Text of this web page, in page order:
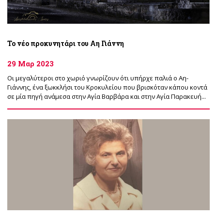
Το νέο προκυνητάρι του Αη Γιάννη
29 Μαρ 2023
Οι μεγαλύτεροι στο χωριό γνωρίζουν ότι υπήρχε παλιά ο Αη-
Γιάννης, ένα ξωκκλήσι του Κροκυλείου που βρισκόταν κάπου κοντά
σε μία πηγή ανάμεσα στην Αγία Βαρβάρα και στην Αγία Παρακευή...